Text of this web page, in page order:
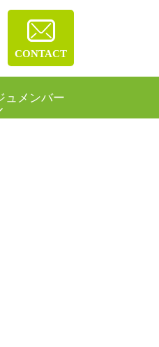
CONTACT
ュメンバー